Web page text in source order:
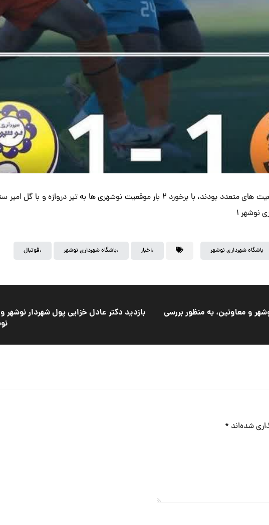
در روزى که شهردارى چى ها در هر ۲ نیمه مالک مطلق توپ و موقعیت هاى متعدد بودند، با برخورد ۲
باشگاه شهرداری نوشهر ،اخبار ،باشگاه شهرداری نوشهر ،فوتبال
و معاونین، به منظور بررسی
بازدید دکتر عادل خزایی پول شهردار
شده‌اند *